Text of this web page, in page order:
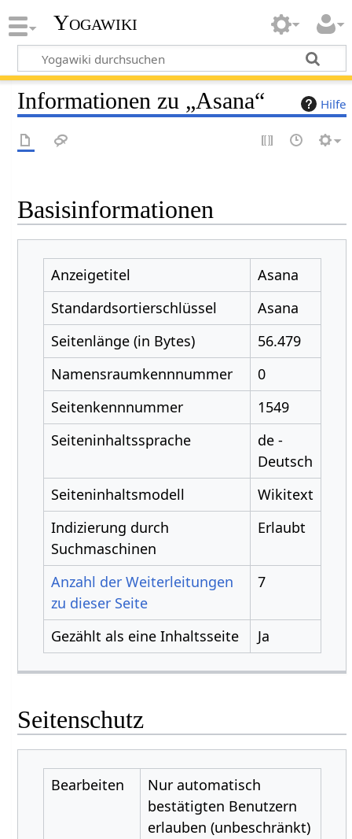
Yogawiki
Hilfe
Informationen zu „Asana“
Basisinformationen
Anzeigetitel
Asana
Standardsortierschlüssel
Asana
Seitenlänge (in Bytes)
56.479
Namensraumkennnummer
0
Seitenkennnummer
1549
Seiteninhaltssprache
de -
Deutsch
Seiteninhaltsmodell
Wikitext
Indizierung durch
Suchmaschinen
Erlaubt
Anzahl der Weiterleitungen
zu dieser Seite
7
Gezählt als eine Inhaltsseite Ja
Seitenschutz
Bearbeiten
Nur automatisch
bestätigten Benutzern
erlauben (unbeschränkt)